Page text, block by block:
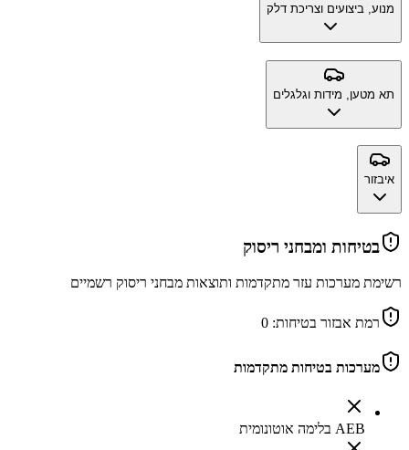
מנוע, ביצועים וצריכת דלק
תא מטען, מידות וגלגלים
איבזור
בטיחות ומבחני ריסוק
רשימת מערכות עזר מתקדמות ותוצאות מבחני ריסוק רשמיים
רמת אבזור בטיחות: 0
מערכות בטיחות מתקדמות
AEB בלימה אוטונומית